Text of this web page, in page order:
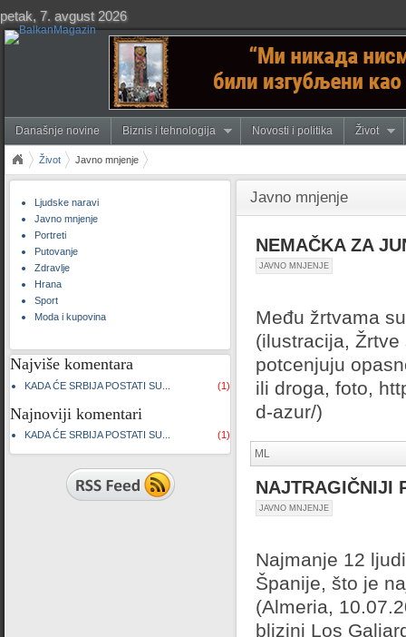
petak, 7. avgust 2026
Današnje novine Biznis i tehnologija Novosti i politika Život
Život Javno mnjenje
Ljudske naravi
Javno mnjenje
Portreti
Putovanje
Zdravlje
Hrana
Sport
Moda i kupovina
Najviše komentara
(1)
KADA ĆE SRBIJA POSTATI SU...
Najnoviji komentari
(1)
KADA ĆE SRBIJA POSTATI SU...
Javno mnjenje
NEMAČKA ZA
JAVNO MNJENJE
Među žrtvama
(ilustracija,
potcenjuju
ili droga, foto,
d-azur/)
ML
NAJTRAGIČNIJI
JAVNO MNJENJE
Najmanje 12
Španije, što je
(Almeria,
blizini Los